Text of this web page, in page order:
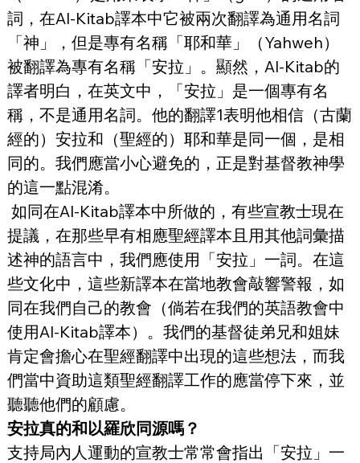
詞，在Al-Kitab譯本中它被兩次翻譯為通用名詞
「神」，但是專有名稱「耶和華」（Yahweh）
被翻譯為專有名稱「安拉」。顯然，Al-Kitab的
譯者明白，在英文中，「安拉」是一個專有名
稱，不是通用名詞。他的翻譯1表明他相信（古蘭
經的）安拉和（聖經的）耶和華是同一個，是相
同的。我們應當小心避免的，正是對基督教神學
的這一點混淆。
如同在Al-Kitab譯本中所做的，有些宣教士現在
提議，在那些早有相應聖經譯本且用其他詞彙描
述神的語言中，我們應使用「安拉」一詞。在這
些文化中，這些新譯本在當地教會敲響警報，如
同在我們自己的教會（倘若在我們的英語教會中
使用Al-Kitab譯本）。我們的基督徒弟兄和姐妹
肯定會擔心在聖經翻譯中出現的這些想法，而我
們當中資助這類聖經翻譯工作的應當停下來，並
聽聽他們的顧慮。
安拉真的和以羅欣同源嗎？
支持局內人運動的宣教士常常會指出「安拉」一